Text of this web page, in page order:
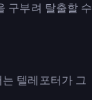
구부려 탈출할 수
텔레포터가 그